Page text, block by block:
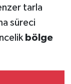
tarla
süreci
bölge